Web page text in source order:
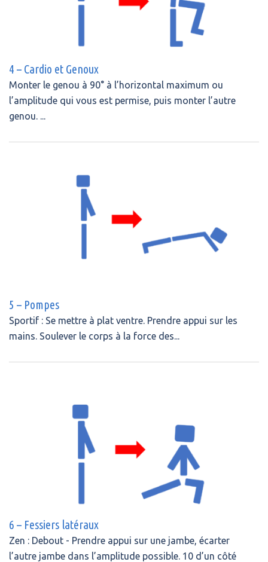
4 – Cardio et Genoux
Monter le genou à 90° à l’horizontal maximum ou
l’amplitude qui vous est permise, puis monter l’autre
genou. ...
5 – Pompes
Sportif : Se mettre à plat ventre. Prendre appui sur les
mains. Soulever le corps à la force des...
6 – Fessiers latéraux
Zen : Debout - Prendre appui sur une jambe, écarter
l’autre jambe dans l’amplitude possible. 10 d’un côté